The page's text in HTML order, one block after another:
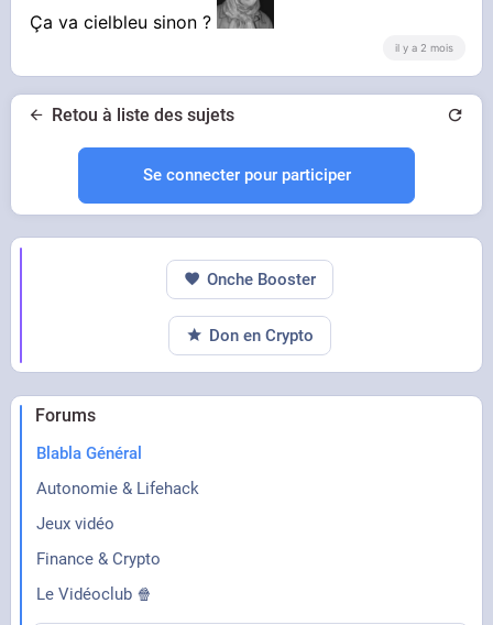
Ça va cielbleu sinon ?
il y a 2 mois
Retou à liste des sujets
Se connecter pour participer
Forums
Blabla Général
Autonomie & Lifehack
Jeux vidéo
Finance & Crypto
Le Vidéoclub 🍿
Onche Booster
Don en Crypto